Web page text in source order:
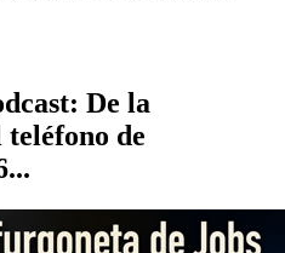
De la
de